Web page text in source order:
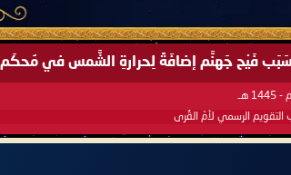
بِسَبَب فَيْح جَهنَّم إضافَةً لِحرارةِ الشَّمس في مُحكَم